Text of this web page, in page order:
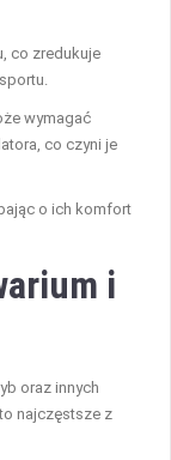
co zredukuje
wymagać
co czyni je
o ich komfort
i
oraz innych
najczęstsze z